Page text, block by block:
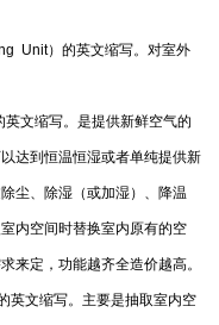
Unit）的英文缩写。对室外
文缩写。是提供新鲜空气的
达到恒温恒湿或者单纯提供新
尘、除湿（或加湿）、降温
内空间时替换室内原有的空
来定，功能越齐全造价越高。
文缩写。主要是抽取室内空